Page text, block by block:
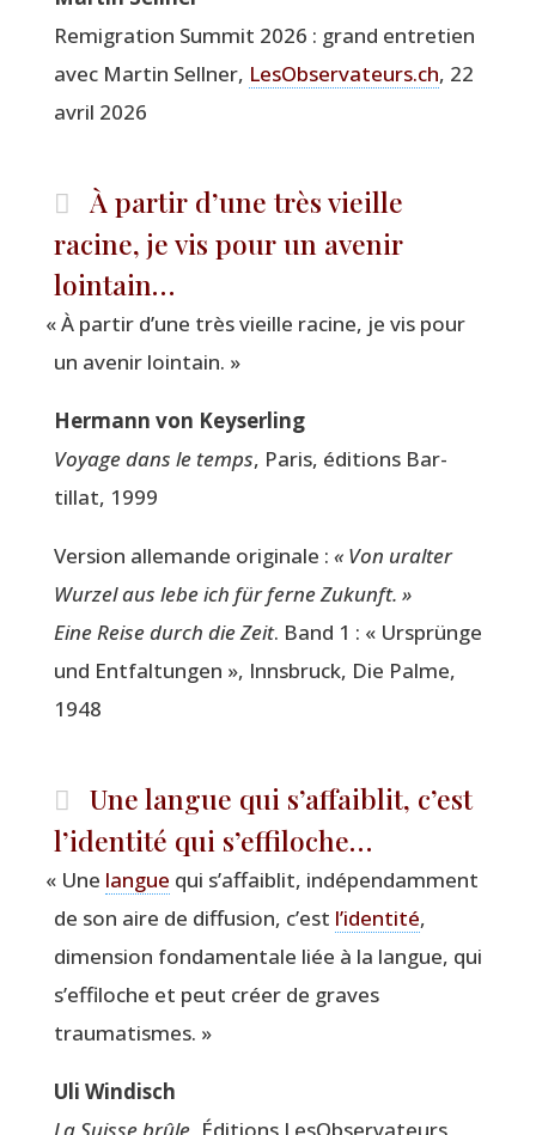
Remi­gra­tion Sum­mit 2026 : grand entre­tien
avec Mar­tin Sell­ner, LesObservateurs.ch, 22
avril 2026
À partir d’une très vieille
racine, je vis pour un avenir
lointain…
«À par­tir d’une très vieille racine, je vis pour
un ave­nir lointain. »
Her­mann von Keyserling
Voyage dans le temps, Paris, édi­tions Bar­
tillat, 1999
Ver­sion alle­mande ori­gi­nale : « Von ural­ter
Wur­zel aus lebe ich für ferne Zukunft. »
Eine Reise durch die Zeit. Band 1 : « Urs­prünge
und Ent­fal­tun­gen », Inns­bruck, Die Palme,
1948
Une langue qui s’affaiblit, c’est
l’identité qui s’effiloche…
« Une langue qui s’affaiblit, indé­pen­dam­ment
de son aire de dif­fu­sion, c’est l’identité,
dimen­sion fon­da­men­tale liée à la langue, qui
s’effiloche et peut créer de graves
traumatismes. »
Uli Win­disch